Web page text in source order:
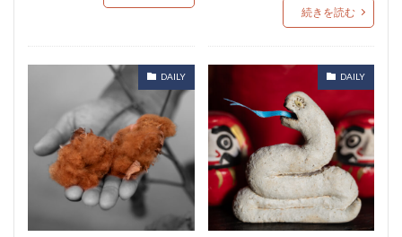
続きを読む
DAILY DAILY